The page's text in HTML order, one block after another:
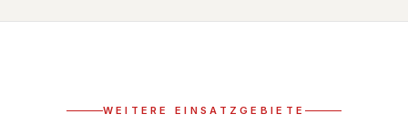
WEITERE EINSATZGEBIETE